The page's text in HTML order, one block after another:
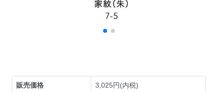
販売価格 3,025円(内税)